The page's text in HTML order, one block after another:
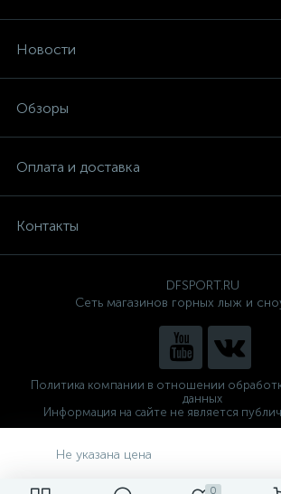
0
Не указана цена
Новости
Обзоры
Оплата и доставка
Контакты
DFSPORT.RU
Сеть магазинов горных лыж и
Политика компании в отношении
данных
Информация на сайте не является